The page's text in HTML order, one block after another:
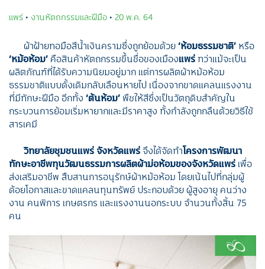
แพร่• งานหัตถกรรมและฝีมือ• 20 พ.ค. 64
ผ้าฝ้ายทอมือสีน้ำเงินครามซึ่งถูกย้อมด้วย‘ห้อมธรรมชาติ’ หรือ
‘หม้อห้อม’ คือสินค้าหัตถกรรมขึ้นชื่อของเมืองแพร่ ทว่าแม้จะเป็น
ผลิตภัณฑ์ที่ได้รับความนิยมอยู่มาก แต่การผลิตผ้าหม้อห้อม
ธรรมชาติแบบดั้งเดิมกลับเลือนหายไป เนื่องจากขาดแคลนแรงงาน
ที่มีทักษะฝีมือ อีกทั้ง ‘ต้นห้อม’พืชให้สีซึ่งเป็นวัตถุดิบสำคัญใน
กระบวนการย้อมเริ่มหายากและมีราคาสูง ทั้งกำลังถูกกลืนด้วยวิธีใช้
สารเคมี
วิทยาลัยชุมชนแพร่ จังหวัดแพร่ จึงได้จัดทำโครงการพัฒนา
ทักษะอาชีพทุนวัฒนธรรมการผลิตผ้าม่อห้อมของจังหวัดแพร่ เพื่อ
ส่งเสริมอาชีพ สืบสานการอนุรักษ์ผ้าหม้อห้อม โดยเน้นไปที่กลุ่มผู้
ด้อยโอกาสและขาดแคลนทุนทรัพย์ ประกอบด้วย ผู้สูงอายุ คนว่าง
งาน คนพิการ เกษตรกร และแรงงานนอกระบบ จำนวนทั้งสิ้น 75
คน